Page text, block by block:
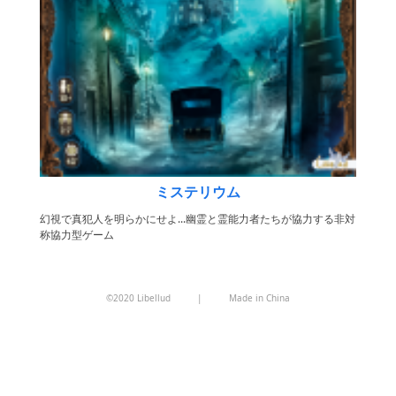
ミステリウム
幻視で真犯人を明らかにせよ...幽霊と霊能力者たちが協力する非対
称協力型ゲーム
©2020 Libellud | Made in China